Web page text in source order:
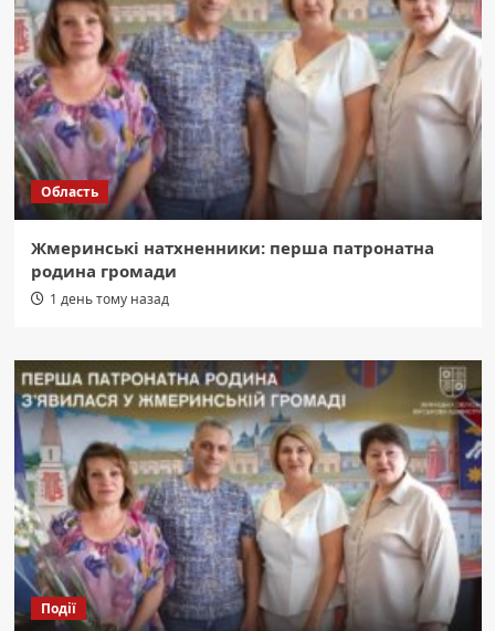
Область
Жмеринські натхненники: перша патронатна
родина громади
1 день тому назад
Події